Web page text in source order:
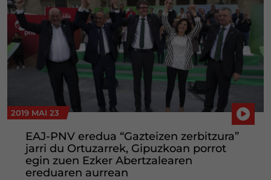
2019 MAI 23
EAJ-PNV eredua “Gazteizen zerbitzura”
jarri du Ortuzarrek, Gipuzkoan porrot
egin zuen Ezker Abertzalearen
ereduaren aurrean